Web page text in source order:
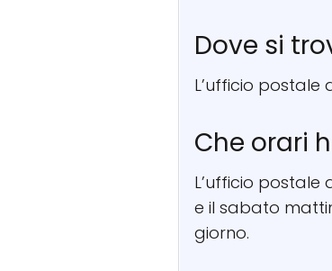
Dove si
L’ufficio postale
Che orari
L’ufficio postale
e il sabato
giorno.